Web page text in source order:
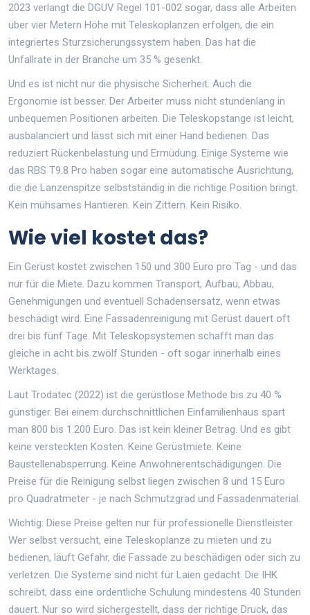
2023 verlangt die DGUV Regel 101-002 sogar, dass alle Arbeiten
über vier Metern Höhe mit Teleskoplanzen erfolgen, die ein
integriertes Sturzsicherungssystem haben. Das hat die
Unfallrate in der Branche um 35 % gesenkt.
Und es ist nicht nur die physische Sicherheit. Auch die
Ergonomie ist besser. Der Arbeiter muss nicht stundenlang in
unbequemen Positionen arbeiten. Die Teleskopstange ist leicht,
ausbalanciert und lässt sich mit einer Hand bedienen. Das
reduziert Rückenbelastung und Ermüdung. Einige Systeme wie
das RBS T9.8 Pro haben sogar eine automatische Ausrichtung,
die die Lanzenspitze selbstständig in die richtige Position bringt.
Kein mühsames Hantieren. Kein Zittern. Kein Risiko.
Wie viel kostet das?
Ein Gerüst kostet zwischen 150 und 300 Euro pro Tag - und das
nur für die Miete. Dazu kommen Transport, Aufbau, Abbau,
Genehmigungen und eventuell Schadensersatz, wenn etwas
beschädigt wird. Eine Fassadenreinigung mit Gerüst dauert oft
drei bis fünf Tage. Mit Teleskopsystemen schafft man das
gleiche in acht bis zwölf Stunden - oft sogar innerhalb eines
Werktages.
Laut Trodatec (2022) ist die gerüstlose Methode bis zu 40 %
günstiger. Bei einem durchschnittlichen Einfamilienhaus spart
man 800 bis 1.200 Euro. Das ist kein kleiner Betrag. Und es gibt
keine versteckten Kosten. Keine Gerüstmiete. Keine
Baustellenabsperrung. Keine Anwohnerentschädigungen. Die
Preise für die Reinigung selbst liegen zwischen 8 und 15 Euro
pro Quadratmeter - je nach Schmutzgrad und Fassadenmaterial.
Wichtig: Diese Preise gelten nur für professionelle Dienstleister.
Wer selbst versucht, eine Teleskoplanze zu mieten und zu
bedienen, läuft Gefahr, die Fassade zu beschädigen oder sich zu
verletzen. Die Systeme sind nicht für Laien gedacht. Die IHK
schreibt, dass eine ordentliche Schulung mindestens 40 Stunden
dauert. Nur so wird sichergestellt, dass der richtige Druck, das